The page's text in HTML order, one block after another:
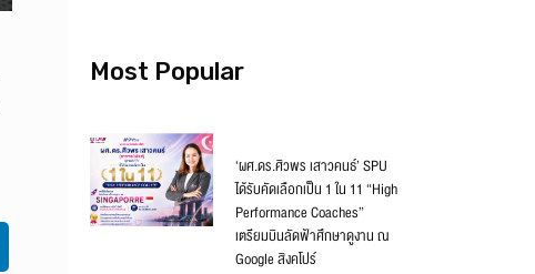
Most Popular
‘ผศ.ดร.ศิวพร เสาวคนธ์’ SPU
ได้รับคัดเลือกเป็น 1 ใน 11 “High
Performance Coaches”
เตรียมบินลัดฟ้าศึกษาดูงาน ณ
Google สิงคโปร์